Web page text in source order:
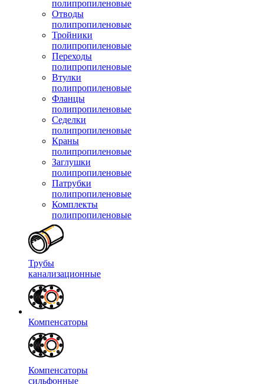
полипропиленовые
Отводы
полипропиленовые
Тройники
полипропиленовые
Переходы
полипропиленовые
Втулки
полипропиленовые
Фланцы
полипропиленовые
Седелки
полипропиленовые
Краны
полипропиленовые
Заглушки
полипропиленовые
Патрубки
полипропиленовые
Комплекты
полипропиленовые
Трубы
канализационные
Компенсаторы
Компенсаторы
сильфонные